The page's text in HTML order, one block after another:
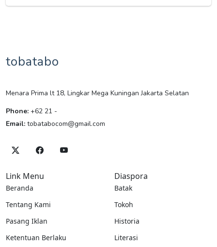
tobatabo
Menara Prima lt 18, Lingkar Mega Kuningan Jakarta Selatan
Phone: +62 21 -
Email: tobatabocom@gmail.com
Link Menu
Beranda
Tentang Kami
Pasang Iklan
Ketentuan Berlaku
Diaspora
Batak
Tokoh
Historia
Literasi